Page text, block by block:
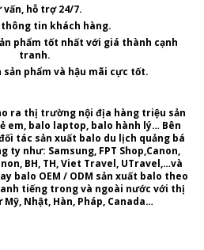
vấn, hỗ trợ 24/7.
thông tin khách hàng.
phẩm tốt nhất với giá thành cạnh
tranh.
sản phẩm và hậu mãi cực tốt.
ra thị trường nội địa hàng triệu sản
em, balo laptop, balo hành lý… Bên
tác sản xuất balo du lịch quảng bá
ty như: Samsung, FPT Shop,Canon,
BH, TH, Viet Travel, UTravel,…và
balo OEM / ODM sản xuất balo theo
tiếng trong và ngoài nước với thị
Mỹ, Nhật, Hàn, Pháp, Canada…